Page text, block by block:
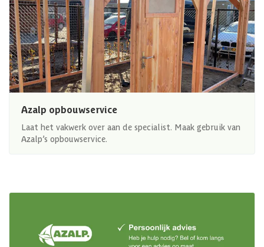
Azalp opbouwservice
Laat het vakwerk over aan de specialist. Maak gebruik van
Azalp’s opbouwservice.